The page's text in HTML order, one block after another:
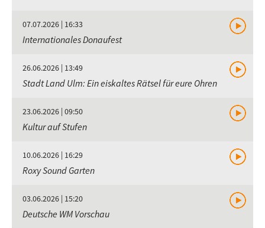
07.07.2026 | 16:33
Internationales Donaufest
26.06.2026 | 13:49
Stadt Land Ulm: Ein eiskaltes Rätsel für eure Ohren
23.06.2026 | 09:50
Kultur auf Stufen
10.06.2026 | 16:29
Roxy Sound Garten
03.06.2026 | 15:20
Deutsche WM Vorschau